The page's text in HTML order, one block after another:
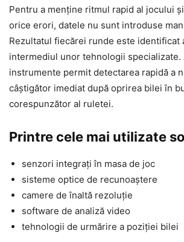
Pentru a menține ritmul rapid al jocului
orice erori, datele nu sunt introduse
Rezultatul fiecărei runde este identificat
intermediul unor tehnologii specializate.
instrumente permit detectarea rapidă a
câștigător imediat după oprirea bilei în
corespunzător al ruletei.
Printre cele mai utilizate
senzori integrați în masa de joc
sisteme optice de recunoaștere
camere de înaltă rezoluție
software de analiză video
tehnologii de urmărire a poziției bilei